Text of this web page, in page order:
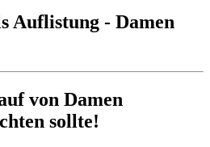
Auflistung - Damen
von Damen
sollte!